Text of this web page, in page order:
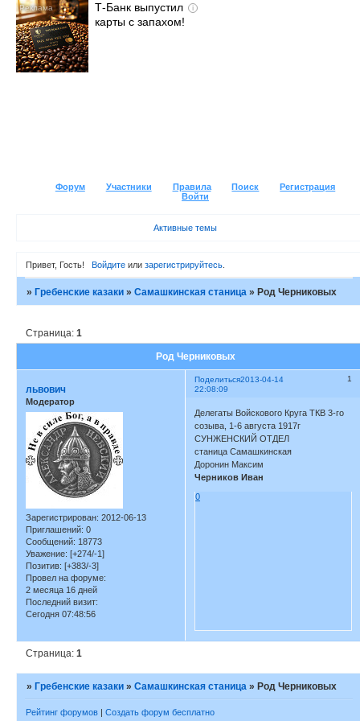
i
Т-Банк выпустил
карты с запахом!
Форум Участники Правила Поиск
Регистрация
Войти
Активные темы
Привет, Гость! Войдитеили зарегистрируйтесь.
»Гребенские казаки »Самашкинская станица »Род Черниковых
Род Черниковых
Страница:1
Поделиться 1
2013-04-14
22:08:09
львович
Модератор
Зарегистрирован: 2012-06-13
Приглашений: 0
Сообщений: 18773
Уважение: [+274/-1]
Позитив: [+383/-3]
Провел на форуме:
2 месяца 16 дней
Последний визит:
Сегодня 07:48:56
Делегаты Войскового Круга ТКВ 3-го
созыва, 1-6 августа 1917г
СУНЖЕНСКИЙ ОТДЕЛ
станица Самашкинская
Доронин Максим
Черников Иван
0
Страница:1
» Гребенские казаки »Самашкинская станица » Род Черниковых
Рейтинг форумов | Создать форум бесплатно